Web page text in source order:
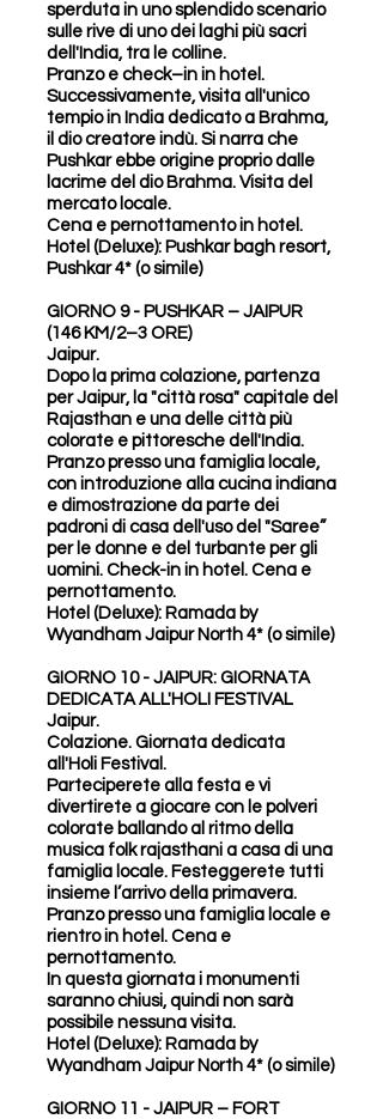
sperduta in uno splendido scenario
sulle rive di uno dei laghi più sacri
dell'India, tra le colline.
Pranzo e check–in in hotel.
Successivamente, visita all'unico
tempio in India dedicato a Brahma,
il dio creatore indù. Si narra che
Pushkar ebbe origine proprio dalle
lacrime del dio Brahma. Visita del
mercato locale.
Cena e pernottamento in hotel.
Hotel (Deluxe): Pushkar bagh resort,
Pushkar 4* (o simile)
GIORNO 9 - PUSHKAR – JAIPUR
(146 KM/2–3 ORE)
Jaipur.
Dopo la prima colazione, partenza
per Jaipur, la "città rosa" capitale del
Rajasthan e una delle città più
colorate e pittoresche dell'India.
Pranzo presso una famiglia locale,
con introduzione alla cucina indiana
e dimostrazione da parte dei
padroni di casa dell'uso del "Saree”
per le donne e del turbante per gli
uomini. Check-in in hotel. Cena e
pernottamento.
Hotel (Deluxe): Ramada by
Wyandham Jaipur North 4* (o simile)
GIORNO 10 - JAIPUR: GIORNATA
DEDICATA ALL'HOLI FESTIVAL
Jaipur.
Colazione. Giornata dedicata
all'Holi Festival.
Parteciperete alla festa e vi
divertirete a giocare con le polveri
colorate ballando al ritmo della
musica folk rajasthani a casa di una
famiglia locale. Festeggerete tutti
insieme l’arrivo della primavera.
Pranzo presso una famiglia locale e
rientro in hotel. Cena e
pernottamento.
In questa giornata i monumenti
saranno chiusi, quindi non sarà
possibile nessuna visita.
Hotel (Deluxe): Ramada by
Wyandham Jaipur North 4* (o simile)
GIORNO 11 - JAIPUR – FORT